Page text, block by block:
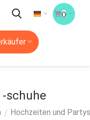
0
schuhe
/ Hochzeiten und Partys